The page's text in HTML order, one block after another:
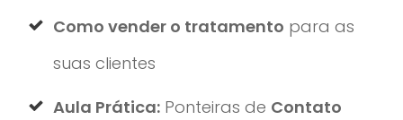
Como vender o tratamento para as
suas clientes
Aula Prática: Ponteiras de Contato